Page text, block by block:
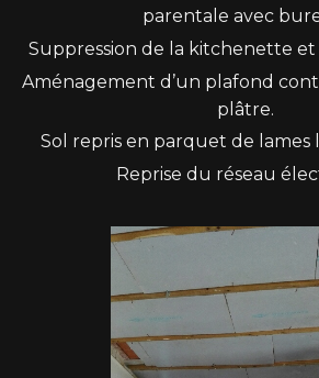
parentale avec
Suppression de la kitchenette et
Aménagement d’un plafond
plâtre.
Sol repris en parquet de lames
Reprise du réseau